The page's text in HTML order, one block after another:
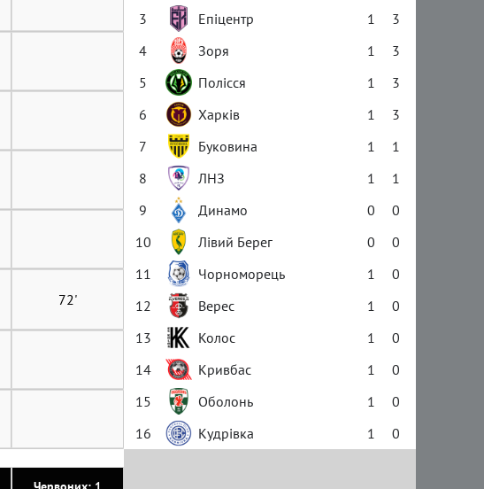
72'
3
Епіцентр 1
3
4
Зоря 1
3
5
Полісся 1
3
6
Харків 1
3
7
Буковина 1
1
8
ЛНЗ 1
1
9
Динамо 0
0
10
Лівий Берег 0
0
11
Чорноморець 1
0
12
Верес 1
0
13
Колос 1
0
14
Кривбас 1
0
15
Оболонь 1
0
16
Кудрівка 1 0